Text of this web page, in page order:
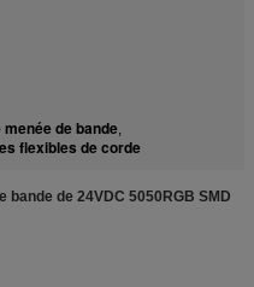
de bande,
flexibles de corde
de 24VDC 5050RGB SMD